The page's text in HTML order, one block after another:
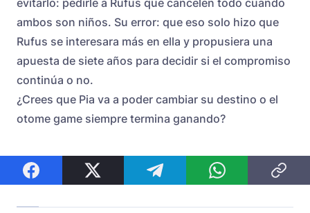
ambos son niños. Su error: que eso solo hizo que
Rufus se interesara más en ella y propusiera una
apuesta de siete años para decidir si el compromiso
continúa o no.
¿Crees que Pia va a poder cambiar su destino o el
otome game siempre termina ganando?